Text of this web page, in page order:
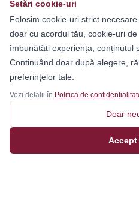
Setări cookie-uri
Folosim cookie-uri strict
doar cu acordul tău, cookie-uri
îmbunătăți experiența, conținutul
Continuând doar după alegere,
preferințelor tale.
Vezi detalii în Politica de
Doar
Accept